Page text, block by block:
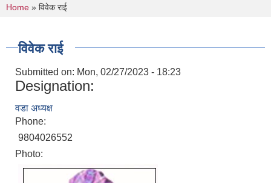
You are here
Home » विवेक राई
विवेक राई
Submitted on: Mon, 02/27/2023 - 18:23
Designation:
वडा अध्यक्ष
Phone:
9804026552
Photo: